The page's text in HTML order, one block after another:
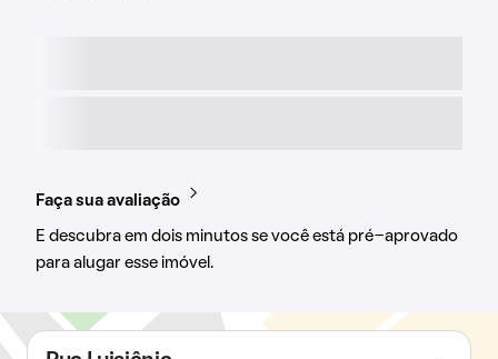
Faça sua avaliação
E descubra em dois minutos se você está pré-aprovado
para alugar esse imóvel.